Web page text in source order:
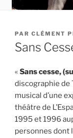
PUBLIÉ
LE
PAR CLÉMENT
Sans
« Sans cesse,
discographie de
musical d’une
théâtre de
1995 et 1996
personnes dont